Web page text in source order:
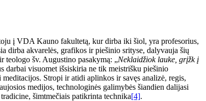
į VDA Kauno fakultetą, kur dirba iki šiol, yra profesorius,
dirba akvarelės, grafikos ir piešinio srityse, dalyvauja šių
šv. Augustino pasakymą: „Neklaidžiok lauke, grįžk į
darbai visuomet išsiskiria ne tik meistrišku piešinio
Stropi ir atidi aplinkos ir savęs analizė, regis,
medijos, technologinės galimybės šiandien dalijasi
šimtmečiais patikrinta technika[4].